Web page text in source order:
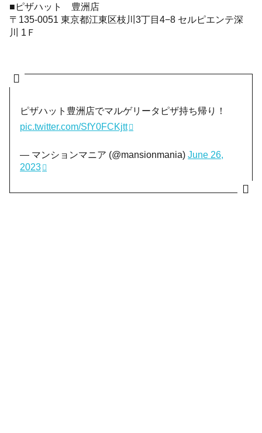
■ピザハット 豊洲店
〒135-0051 東京都江東区枝川3丁目4−8 セルピエンテ深
川 1Ｆ
ピザハット豊洲店でマルゲリータピザ持ち帰り！
pic.twitter.com/SfY0FCKjtt
— マンションマニア (@mansionmania)June 26,
2023